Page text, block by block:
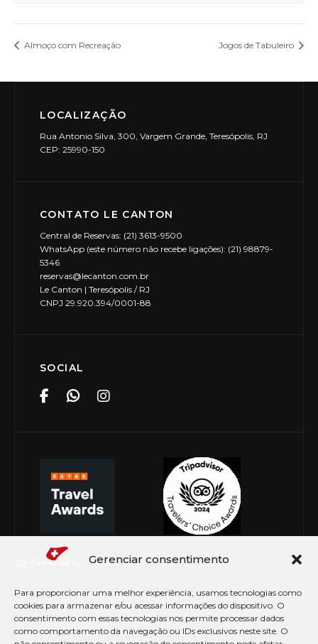
Gerenciar consentimento
Para proporcionar uma melhor experiência, usamos tecnologias como
cookies para armazenar e/ou acessar informações do dispositivo. O
consentimento com essas tecnologias nos permite processar dados
como comportamento da navegação ou IDs exclusivos neste site. O
Almoço com Recreação Jogos de Tabuleiro
LOCALIZAÇÃO
Rua Antonio Silva, 300, Vargem Grande, Teresópolis, RJ
CEP: 25990-150
CONTATO LE CANTON
Central de Reservas: (21) 3613-9500
WhatsApp (este número não recebe ligações): (21) 98879-
5346
reservas@lecanton.com.br
Le Canton | Teresópolis / RJ
CNPJ 29.920.394/0001-88
SOCIAL